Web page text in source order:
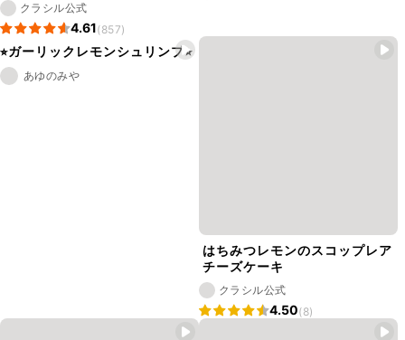
クラシル公式
4.61(857)
⭐︎ガーリックレモンシュリンプ⭐︎
あゆのみや
はちみつレモンのスコップレア
チーズケーキ
クラシル公式
4.50(8)